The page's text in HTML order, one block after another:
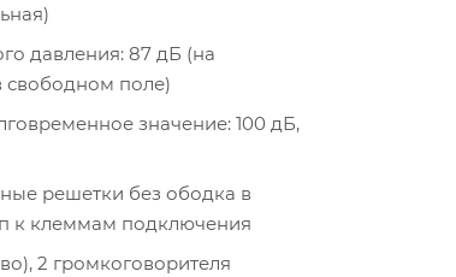
давления: 87 дБ (на
свободном поле)
значение: 100 дБ,
решетки без ободка в
к клеммам подключения
2 громкоговорителя